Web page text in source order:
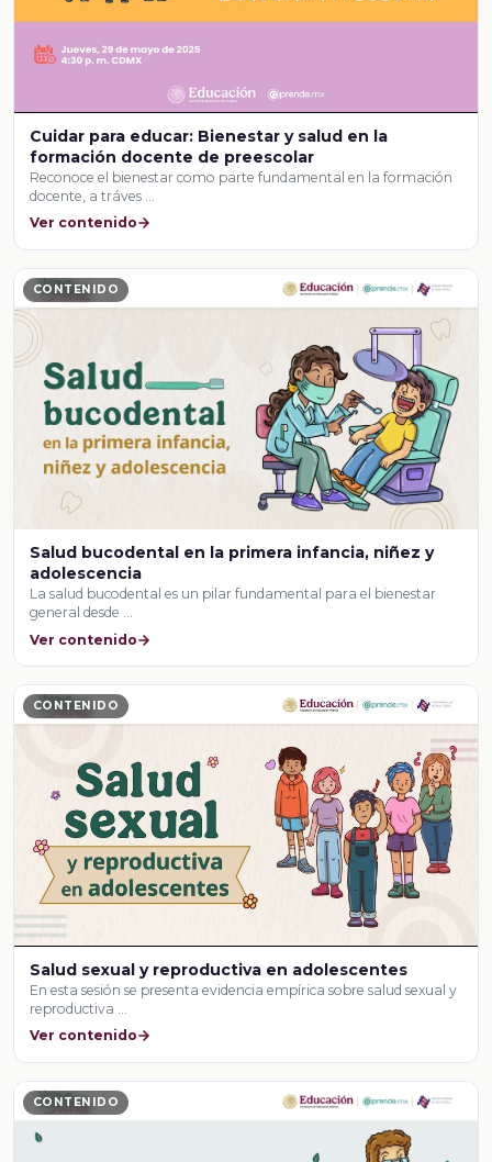
Cuidar para educar: Bienestar y salud en la
formación docente de preescolar
Reconoce el bienestar como parte fundamental en la formación
docente, a tráves …
Ver contenido
CONTENIDO
Salud bucodental en la primera infancia, niñez y
adolescencia
La salud bucodental es un pilar fundamental para el bienestar
general desde …
Ver contenido
CONTENIDO
Salud sexual y reproductiva en adolescentes
En esta sesión se presenta evidencia empírica sobre salud sexual y
reproductiva …
Ver contenido
CONTENIDO